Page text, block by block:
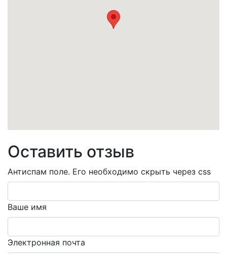
Оставить отзыв
Антиспам поле. Его необходимо скрыть через css
Ваше имя
Электронная почта